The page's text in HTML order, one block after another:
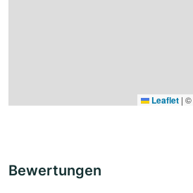
Leaflet | ©
Bewertungen